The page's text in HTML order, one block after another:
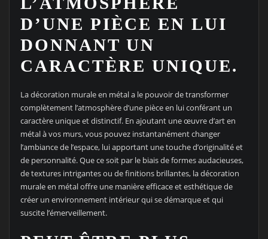
D’UNE PIÈCE EN LUI
DONNANT UN
CARACTÈRE UNIQUE.
La décoration murale en métal a le pouvoir de transformer
complètement l’atmosphère d’une pièce en lui conférant un
caractère unique et distinctif. En ajoutant une œuvre d’art en
métal à vos murs, vous pouvez instantanément changer
l’ambiance de l’espace, lui apportant une touche d’originalité et
de personnalité. Que ce soit par le biais de formes audacieuses,
de textures intrigantes ou de finitions brillantes, la décoration
murale en métal offre une manière efficace et esthétique de
créer un environnement intérieur qui se démarque et qui
suscite l’émerveillement.